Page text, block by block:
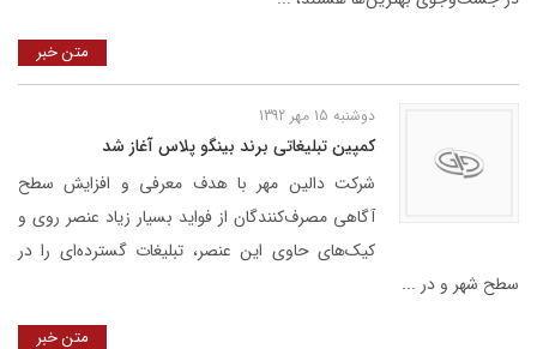
متن خبر
دوشنبه 15 مهر 1392
کمپين تبليغاتی برند بينگو پلاس آغاز شد
شرکت دالین مهر با هدف معرفی و افزایش سطح
آگاهی مصرف‌کنندگان از فواید بسیار زیاد عنصر روی و
کیک‌های حاوی این عنصر، تبلیغات گسترده‌ای را در
سطح شهر و در ...
متن خبر